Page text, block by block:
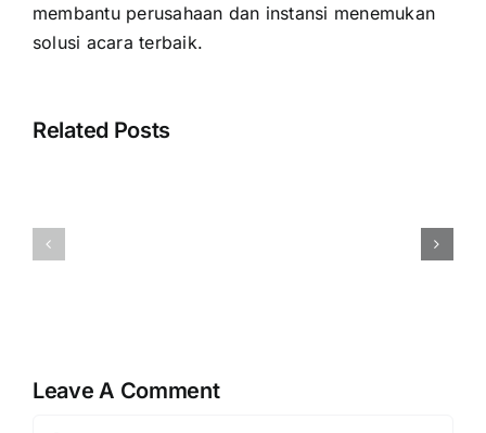
membantu perusahaan dan instansi menemukan
solusi acara terbaik.
Related Posts
Jakarta
Layanan
Leave A Comment
Comment